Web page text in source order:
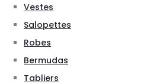
Vestes
Salopettes
Robes
Bermudas
Tabliers